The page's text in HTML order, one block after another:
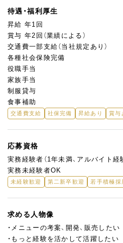
待遇・福利厚生
昇給 年1回
賞与 年2回（業績による）
交通費一部支給（当社規定あり）
各種社会保険完備
役職手当
家族手当
制服貸与
食事補助
交通費支給 社保完備 昇給あり 賞与
応募資格
実務経験者（1年未満、アルバイト経
実務未経験者OK
未経験歓迎 第二新卒歓迎 若手積極採
求める人物像
・メニューの考案、開発、販売したい
・もっと経験を活かして活躍したい